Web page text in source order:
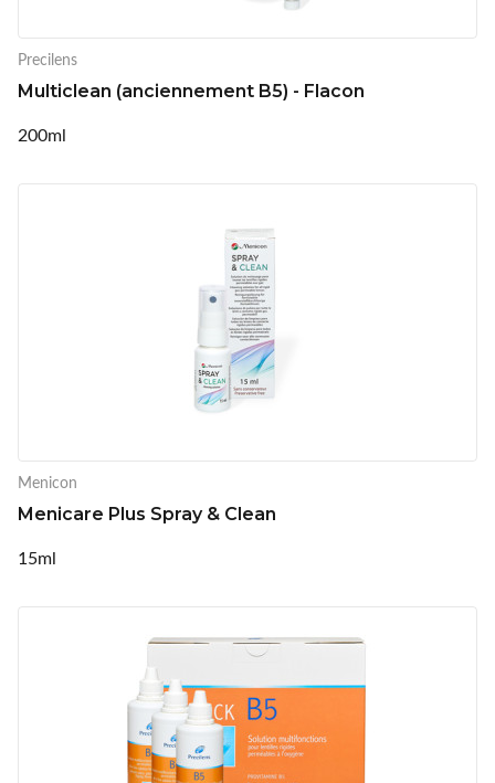
Precilens
Multiclean (anciennement B5) - Flacon
200ml
Menicon
Menicare Plus Spray & Clean
15ml